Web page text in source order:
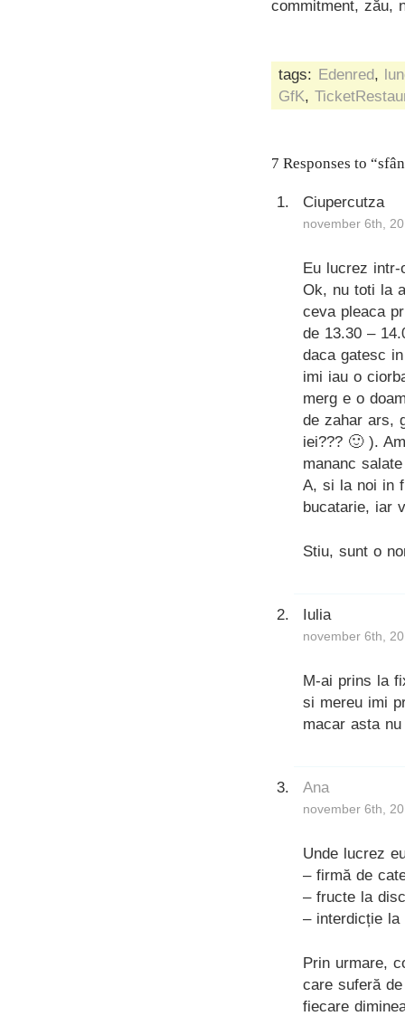
commitment, zău,
tags: Edenred,
GfK,
7 Responses to
Ciupercutza
november 6th,
Eu lucrez
Ok, nu toti la
ceva pleaca
de 13.30 –
daca gatesc
imi iau o
merg e o
de zahar ars,
iei??? 🙂 ).
mananc
A, si la noi in
bucatarie, iar
Stiu, sunt o
Iulia
november 6th,
M-ai prins la
si mereu imi
macar asta
Ana
november 6th,
Unde lucrez
– firmă de
– fructe la
– interdicție la
Prin urmare,
care suferă
fiecare